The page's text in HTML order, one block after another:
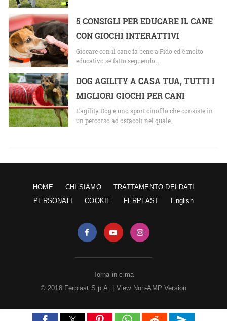
5 CONSIGLI PER EDUCARE IL CANE
CON GIOCHI INTERATTIVI
Giocare con il cane fa bene a Fido ed è molto
educativo se fatto seguendo…
DOG AGILITY A CASA TUA, TUTTI I
MIGLIORI GIOCHI PER CANI
L’agility Dog è uno sport cinofilo che consiste in
un percorso ad ostacoli nel quale…
HOME CHI SIAMO
TRATTAMENTO DEI DATI
PERSONALI
COOKIE FERPLAST English
Torna in cima
© 2018 Ferplast S.p.A. | View Non-AMP Version